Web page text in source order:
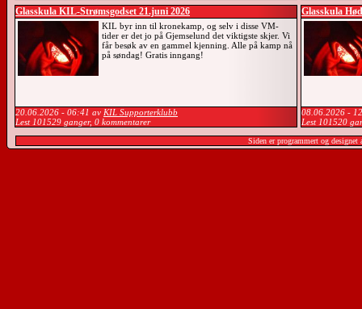
Glasskula KIL-Strømsgodset 21.juni 2026
KIL byr inn til kronekamp, og selv i disse VM-
tider er det jo på Gjemselund det viktigste skjer. Vi
får besøk av en gammel kjenning. Alle på kamp nå
på søndag! Gratis inngang!
20.06.2026 - 06:41 av KIL Supporterklubb
Lest 101529 ganger, 0 kommentarer
Glasskula
08.06.2026 -
Lest 101520
Siden er programmert og designet